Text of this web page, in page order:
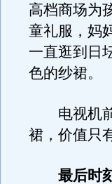
高档商场为
童礼服，妈
一直逛到日
色的纱裙。
电视机前
裙，价值只
最后时